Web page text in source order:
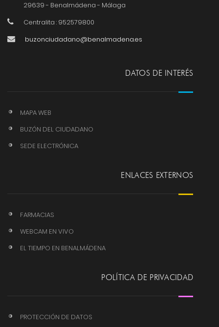
29639 - Benalmádena - Málaga
Centralita : 952579800
buzonciudadano@benalmadena.es
DATOS DE INTERÉS
MAPA WEB
BUZÓN DEL CIUDADANO
SEDE ELECTRÓNICA
ENLACES EXTERNOS
FARMACIAS
WEBCAM EN VIVO
EL TIEMPO EN BENALMÁDENA
POLÍTICA DE PRIVACIDAD
PROTECCIÓN DE DATOS